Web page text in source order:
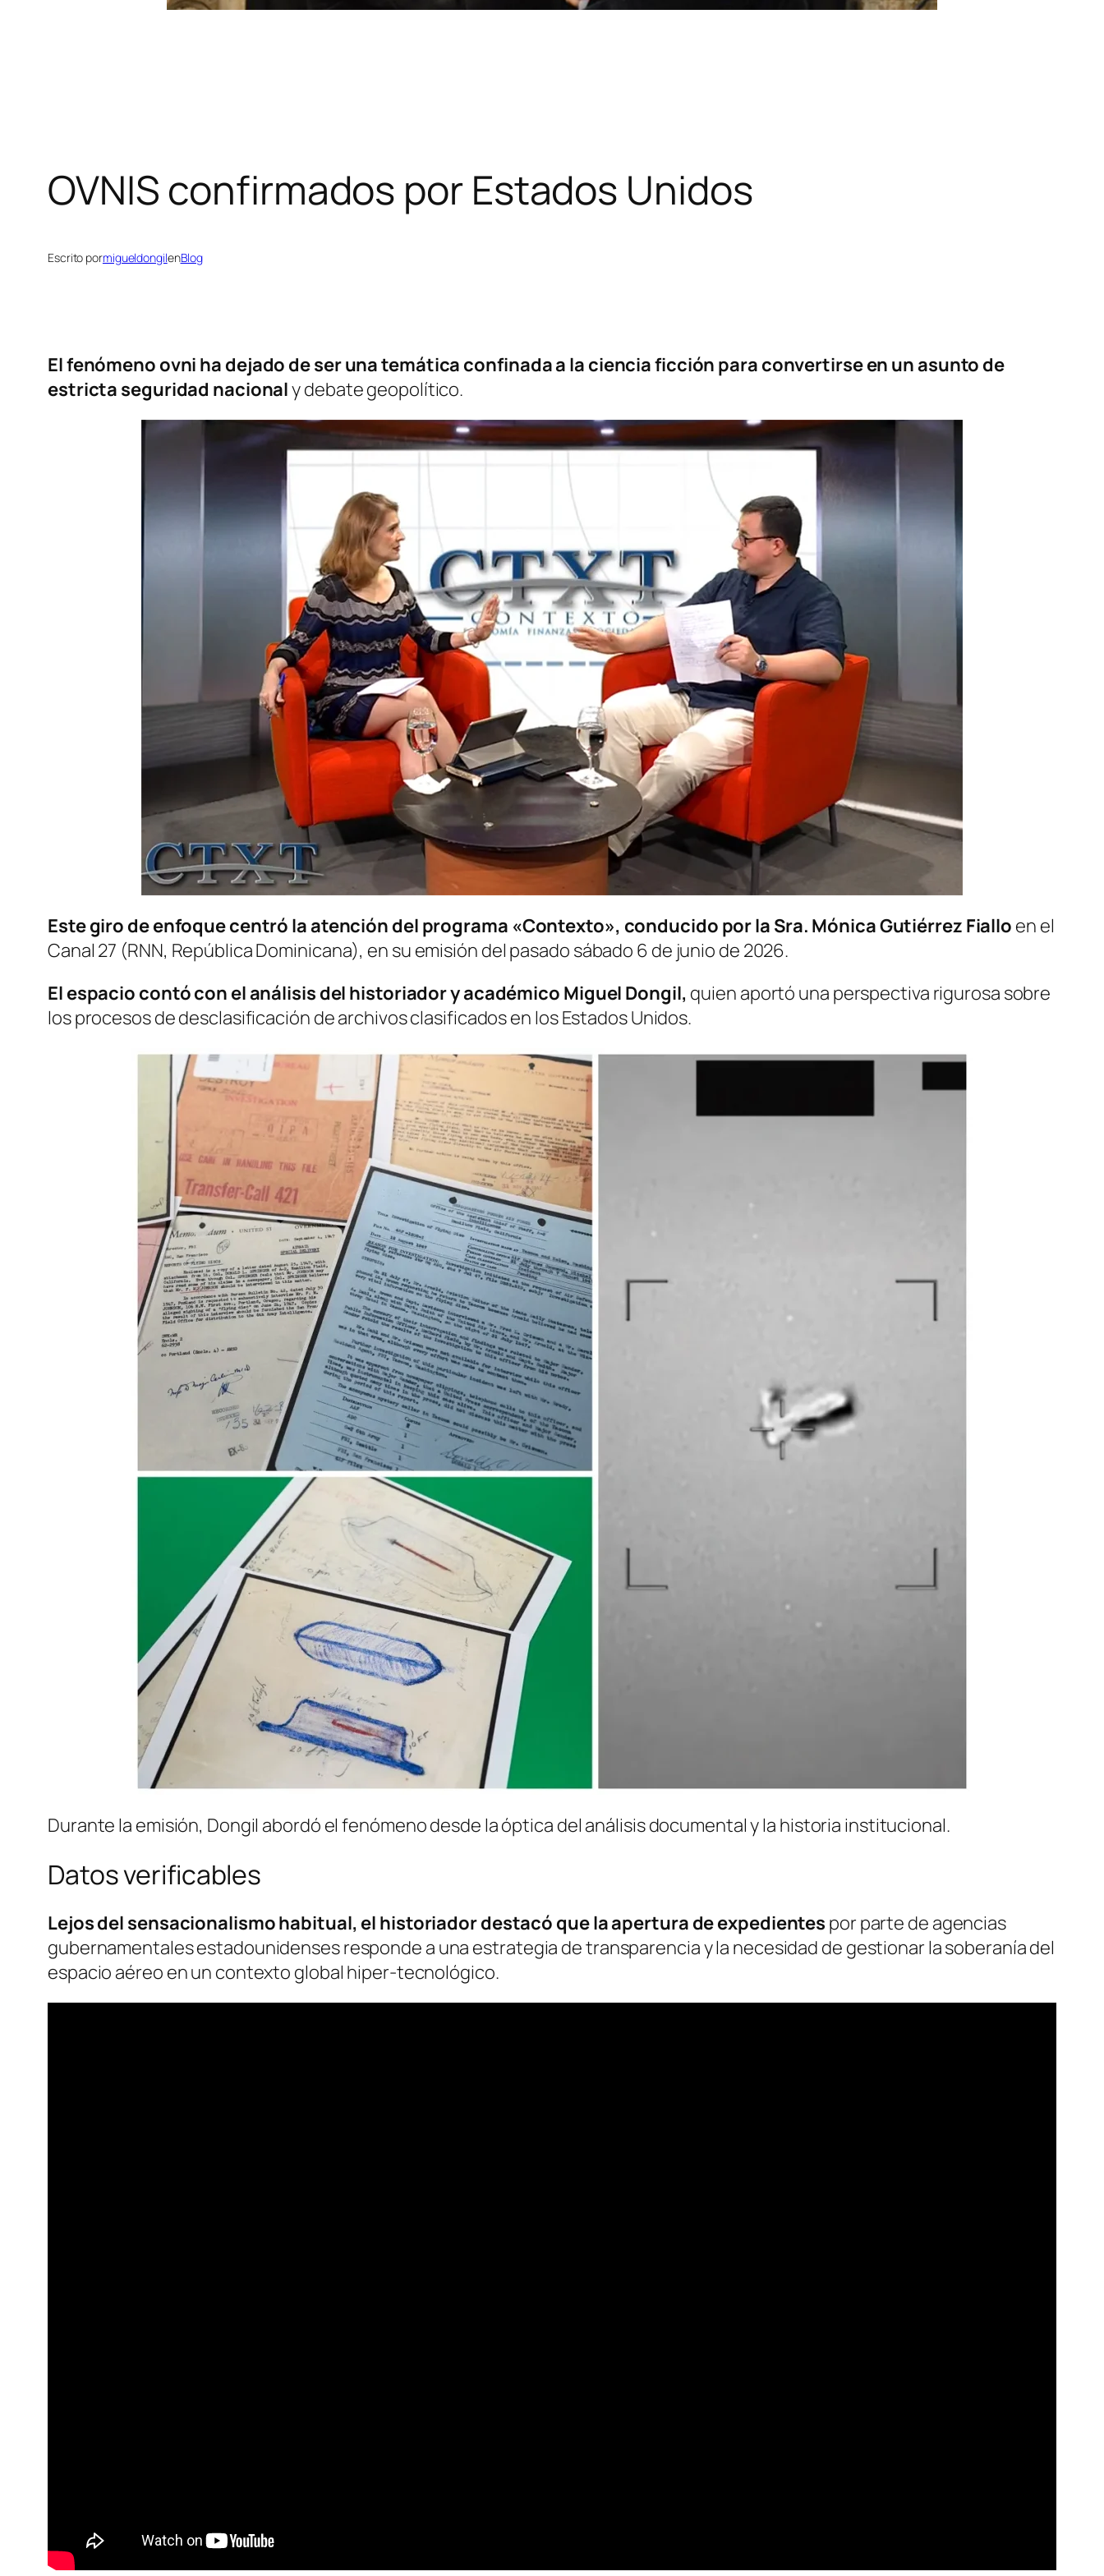
OVNIS confirmados por Estados Unidos
Escrito pormigueldongilenBlog
El fenómeno ovni ha dejado de ser una temática confinada a la ciencia ficción para convertirse en un asunto de
estricta seguridad nacionaly debate geopolítico.
Este giro de enfoque centró la atención del programa «Contexto», conducido por la Sra. Mónica Gutiérrez Fiallo en el
Canal 27 (RNN, República Dominicana), en su emisión del pasado sábado 6 de junio de 2026.
El espacio contó con el análisis del historiador y académico Miguel Dongil, quien aportó una perspectiva rigurosa sobre
los procesos de desclasificación de archivos clasificados en los Estados Unidos.
Durante la emisión, Dongil abordó el fenómeno desde la óptica del análisis documental y la historia institucional.
Datos verificables
Lejos del sensacionalismo habitual, el historiador destacó que la apertura de expedientes por parte de agencias
gubernamentales estadounidenses responde a una estrategia de transparencia y la necesidad de gestionar la soberanía del
espacio aéreo en un contexto global hiper-tecnológico.